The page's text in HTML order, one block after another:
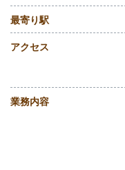
最寄り駅
アクセス
業務内容